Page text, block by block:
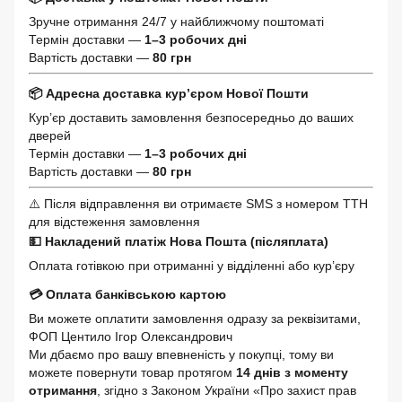
Зручне отримання 24/7 у найближчому поштоматі
Термін доставки — 1–3 робочих дні
Вартість доставки — 80 грн
📦 Адресна доставка кур’єром Нової Пошти
Кур’єр доставить замовлення безпосередньо до ваших
дверей
Термін доставки — 1–3 робочих дні
Вартість доставки — 80 грн
⚠️ Після відправлення ви отримаєте SMS з номером ТТН
для відстеження замовлення
💵 Накладений платіж Нова Пошта (післяплата)
Оплата готівкою при отриманні у відділенні або кур’єру
💳 Оплата банківською картою
Ви можете оплатити замовлення одразу за реквізитами,
ФОП Центило Ігор Олександрович
Ми дбаємо про вашу впевненість у покупці, тому ви
можете повернути товар протягом 14 днів з моменту
отримання , згідно з Законом України «Про захист прав